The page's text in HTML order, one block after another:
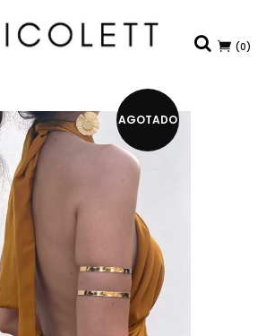
(0)
AGOTADO